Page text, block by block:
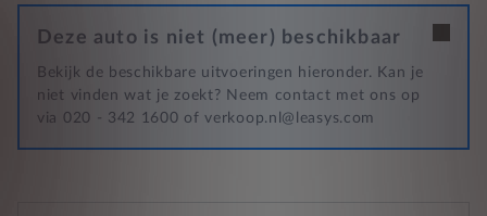
Deze auto is niet (meer) beschikbaar
Bekijk de beschikbare uitvoeringen hieronder. Kan je
niet vinden wat je zoekt? Neem contact met ons op
via 020 - 342 1600 of verkoop.nl@leasys.com